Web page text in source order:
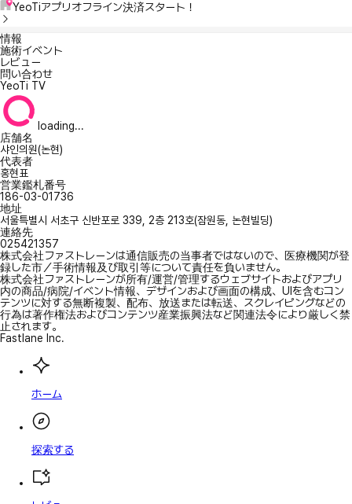
YeoTiアプリオフライン決済スタート！
情報
施術イベント
レビュー
問い合わせ
YeoTi TV
loading...
店舗名
샤인의원(논현)
代表者
홍현표
営業鑑札番号
186-03-01736
地址
서울특별시 서초구 신반포로 339, 2층 213호(잠원동, 논현빌딩)
連絡先
025421357
株式会社ファストレーンは通信販売の当事者ではないので、医療機関が登
録した市／手術情報及び取引等について責任を負いません。
株式会社ファストレーンが所有/運営/管理するウェブサイトおよびアプリ
内の商品/病院/イベント情報、デザインおよび画面の構成、UIを含むコン
テンツに対する無断複製、配布、放送または転送、スクレイピングなどの
行為は著作権法およびコンテンツ産業振興法など関連法令により厳しく禁
止されます。
Fastlane Inc.
ホーム
探索する